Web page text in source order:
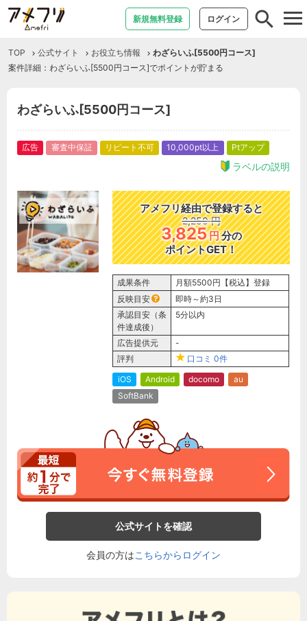
新規無料登録 ログイン
TOP 公式サイト お役立ち情報
わざらいふ[5500円コース]
案件詳細：わざらいふ[5500円コース]でポイントが貯まる
わざらいふ[5500円コース]
広告 審査中保証 リピート不可 10,000pt以上 Ptアップ
ラベルの説明
アメフリ経由で登録すると
2,250 円
3,825円分の
ポイントGET！
成果条件
月額5500円【税込】登録
反映目安
即時～約3日
承認目安（条
件達成後）
5分以内
広告提供元
-
評判
口コミ 0件
iOS
Android docomo
au
SoftBank
公式サイトを確認
会員の方はこちらからログイン